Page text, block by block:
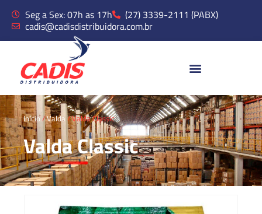
Seg a Sex: 07h as 17h
(27) 3339-2111 (PABX)
cadis@cadisdistribuidora.com.br
Início/Valda / Valda Classic
Valda Classic